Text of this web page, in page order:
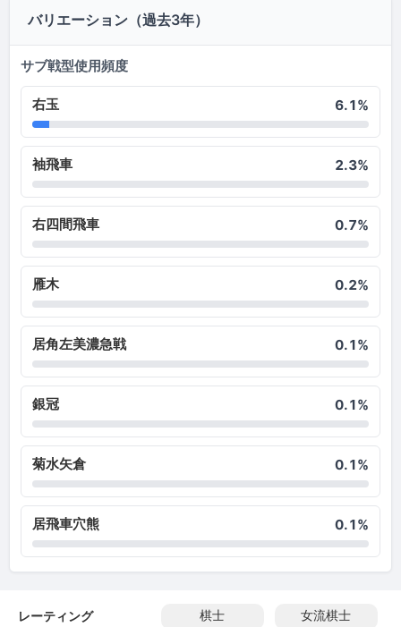
バリエーション（過去3年）
サブ戦型使用頻度
右玉 6.1%
袖飛車 2.3%
右四間飛車 0.7%
雁木 0.2%
居角左美濃急戦 0.1%
銀冠 0.1%
菊水矢倉 0.1%
居飛車穴熊 0.1%
レーティング 棋士 女流棋士